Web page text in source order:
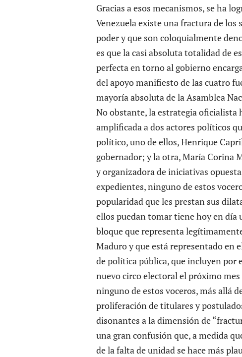
Gracias a esos mecanismos, se ha
Venezuela existe una fractura de los
poder y que son coloquialmente
es que la casi absoluta totalidad de
perfecta en torno al gobierno
del apoyo manifiesto de las cuatro
mayoría absoluta de laAsamblea
No obstante, la estrategia oficialista
amplificada a dos actores políticos
político, uno de ellos,Henrique
gobernador; y la otra, María Corina
y organizadora de iniciativas
expedientes, ninguno de estos
popularidad que les prestan sus
ellos puedan tomar tiene hoy en
bloque que representa
Maduro y que está representado en
de política pública, que incluyen
nuevo circo electoral el próximo
ninguno de estos voceros, más allá
proliferación de titulares y
disonantes a la dimensión de
una gran confusión que, a medida
de la falta de unidad se hace más